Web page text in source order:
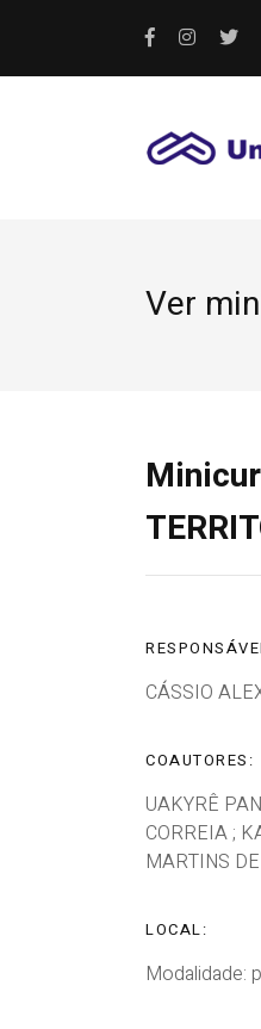
Ver
CÁSSIO
COAUTORES:
UAKYRÊ
CORREIA ;
MARTINS
LOCAL:
Modalidade: